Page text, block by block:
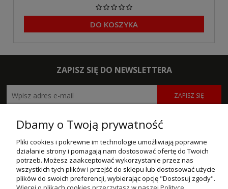
DO KOSZYKA
ZAPISZ SIĘ DO NEWSLETTERA
ZAPISZ SIĘ
POMOC
MOJE KONTO
PŁATNOŚCI I DOSTAWA
Dbamy o Twoją prywatność
Pliki cookies i pokrewne im technologie umożliwiają poprawne
działanie strony i pomagają nam dostosować ofertę do Twoich
potrzeb. Możesz zaakceptować wykorzystanie przez nas
wszystkich tych plików i przejść do sklepu lub dostosować użycie
plików do swoich preferencji, wybierając opcję "Dostosuj zgody".